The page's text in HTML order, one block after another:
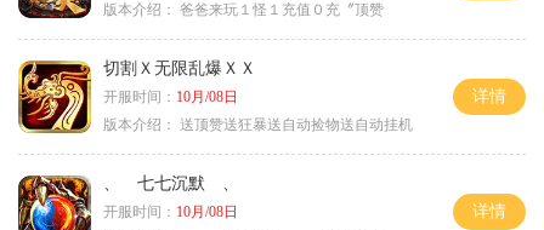
版本介绍： 爸爸来玩１怪１充值０充〞顶赞
切割Ｘ无限乱爆ＸＸ
开服时间： 10月/08日
版本介绍： 送顶赞送狂暴送自动捡物送自动挂机
详情
、 七七沉默 、
开服时间： 10月/08日
详情